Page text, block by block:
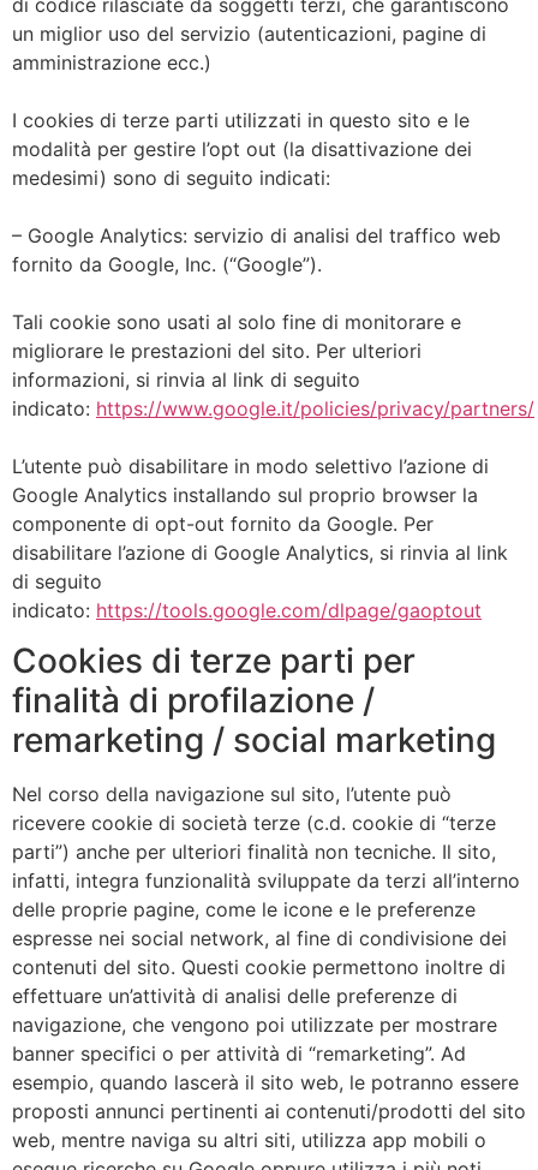
di codice rilasciate da soggetti terzi, che garantiscono
un miglior uso del servizio (autenticazioni, pagine di
amministrazione ecc.)
I cookies di terze parti utilizzati in questo sito e le
modalità per gestire l’opt out (la disattivazione dei
medesimi) sono di seguito indicati:
– Google Analytics: servizio di analisi del traffico web
fornito da Google, Inc. (“Google”).
Tali cookie sono usati al solo fine di monitorare e
migliorare le prestazioni del sito. Per ulteriori
informazioni, si rinvia al link di seguito
indicato: https://www.google.it/policies/privacy/partners/
L’utente può disabilitare in modo selettivo l’azione di
Google Analytics installando sul proprio browser la
componente di opt-out fornito da Google. Per
disabilitare l’azione di Google Analytics, si rinvia al link
di seguito
indicato: https://tools.google.com/dlpage/gaoptout
Cookies di terze parti per
finalità di profilazione /
remarketing / social marketing
Nel corso della navigazione sul sito, l’utente può
ricevere cookie di società terze (c.d. cookie di “terze
parti”) anche per ulteriori finalità non tecniche. Il sito,
infatti, integra funzionalità sviluppate da terzi all’interno
delle proprie pagine, come le icone e le preferenze
espresse nei social network, al fine di condivisione dei
contenuti del sito. Questi cookie permettono inoltre di
effettuare un’attività di analisi delle preferenze di
navigazione, che vengono poi utilizzate per mostrare
banner specifici o per attività di “remarketing”. Ad
esempio, quando lascerà il sito web, le potranno essere
proposti annunci pertinenti ai contenuti/prodotti del sito
web, mentre naviga su altri siti, utilizza app mobili o